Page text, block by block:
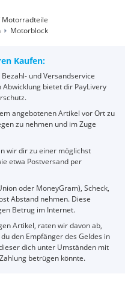
Motorradteile
Motorblock
Kaufen:
und Versandservice
bietet dir PayLivery
angebotenen Artikel vor Ort zu
zu nehmen und im Zuge
wir dir zu einer möglichst
etwa Postversand per
oder MoneyGram), Scheck,
Abstand nehmen. Diese
Betrug im Internet.
Artikel, raten wir davon ab,
den Empfänger des Geldes in
dich unter Umständen mit
betrügen könnte.